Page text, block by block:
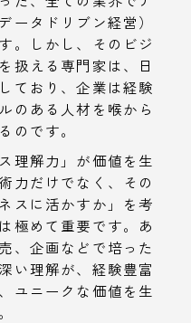
ータドリブン経営）
。しかし、そのビジ
扱える専門家は、日
ており、企業は経験
のある人材を喉から
のです。
理解力」が価値を生
力だけでなく、その
スに活かすか」を考
極めて重要です。あ
、企画などで培った
い理解が、経験豊富
ユニークな価値を生